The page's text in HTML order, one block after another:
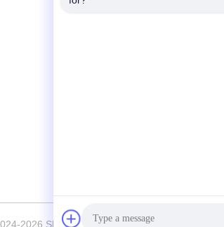
2026 Shenzhen Ladasky Technology Co.，